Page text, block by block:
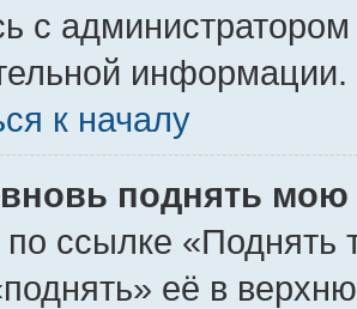
с
информации.
к началу
поднять мою
ссылке «Поднять
её в